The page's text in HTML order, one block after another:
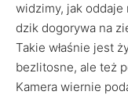
widzimy, jak
dzik dogorywa na
Takie właśnie jest
bezlitosne, ale też
Kamera wiernie